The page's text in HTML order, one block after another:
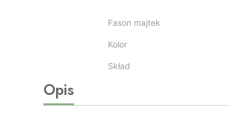
Fason majtek
Kolor
Skład
Opis